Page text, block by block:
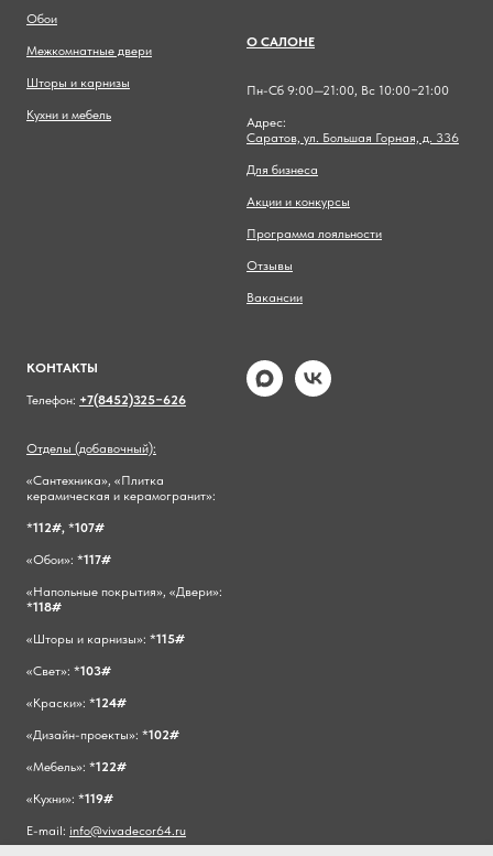
Обои
Межкомнатные двери
Шторы и карнизы
Кухни и мебель
О САЛОНЕ
Пн-Сб 9:00—21:00, Вс 10:00−21:00
Адрес:
Саратов, ул. Большая Горная, д. 336
Для бизнеса
Акции и конкурсы
Программа лояльности
Отзывы
Вакансии
КОНТАКТЫ
Телефон: +7(8452)325−626
Отделы (добавочный):
«Сантехника», «Плитка
керамическая и керамогранит»:
*112#, *107#
«Обои»: *117#
«Напольные покрытия», «Двери»:
*118#
«Шторы и карнизы»: *115#
«Свет»: *103#
«Краски»: *124#
«Дизайн-проекты»: *102#
«Мебель»: *122#
«Кухни»: *119#
E-mail: info@vivadecor64.ru